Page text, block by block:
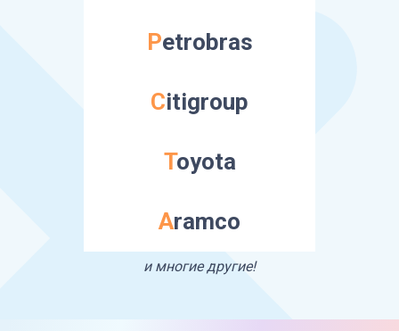
Petrobras
Citigroup
Toyota
Aramco
и многие другие!